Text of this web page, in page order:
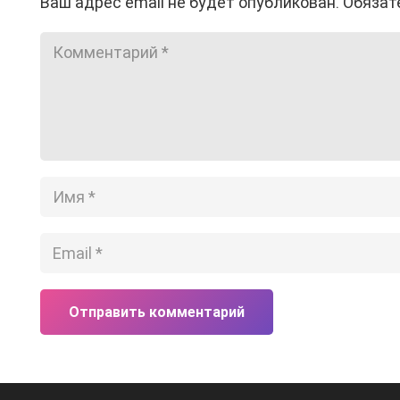
Отправить комментарий